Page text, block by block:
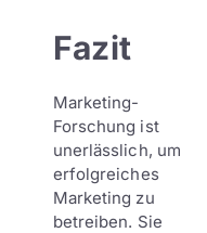
Fazit
Marketing-
Forschung ist
unerlässlich, um
erfolgreiches
Marketing zu
betreiben. Sie